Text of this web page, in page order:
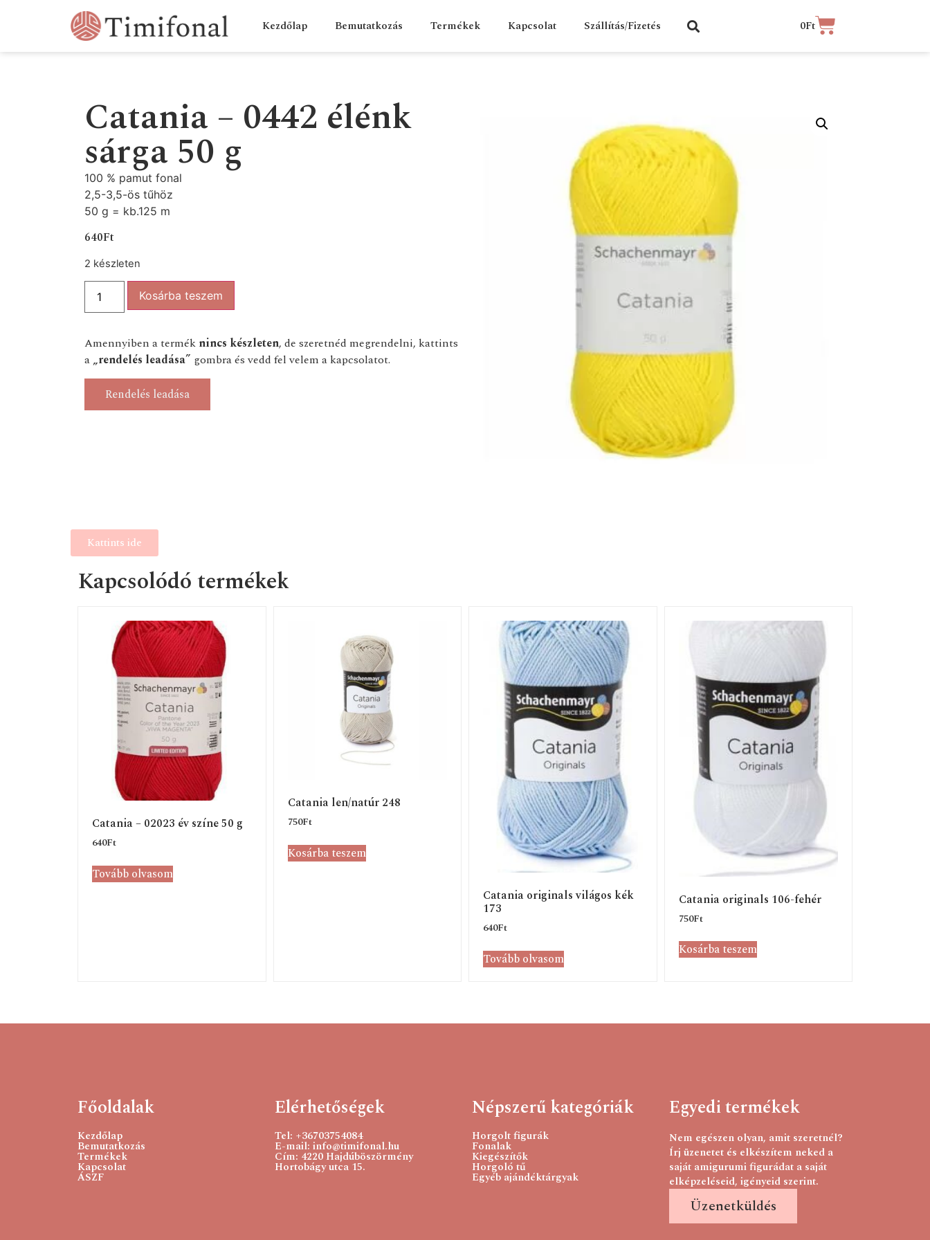
Kezdőlap Bemutatkozás Termékek Kapcsolat Szállítás/Fizetés 0Ft
Catania – 0442 élénk
sárga 50 g
100 % pamut fonal
2,5-3,5-ös tűhöz
50 g = kb.125 m
640Ft
2 készleten
Kosárba teszem
Amennyiben a termék nincs készleten, de szeretnéd megrendelni, kattints
a „rendelés leadása” gombra és vedd fel velem a kapcsolatot.
Rendelés leadása
Kattints ide
Kapcsolódó termékek
Catania – 02023 év színe 50 g
640Ft
Tovább olvasom
Catania len/natúr 248
750Ft
Kosárba teszem
Catania originals világos kék
173
640Ft
Tovább olvasom
Catania originals 106-fehér
750Ft
Kosárba teszem
Főoldalak
Kezdőlap
Bemutatkozás
Termékek
Kapcsolat
ÁSZF
Elérhetőségek
Tel: +36703754084
E-mail: info@timifonal.hu
Cím: 4220 Hajdúböszörmény
Hortobágy utca 15.
Népszerű kategóriák
Horgolt figurák
Fonalak
Kiegészítők
Horgoló tű
Egyéb ajándéktárgyak
Egyedi termékek
Nem egészen olyan, amit szeretnél?
Írj üzenetet és elkészítem neked a
saját amigurumi figurádat a saját
elképzeléseid, igényeid szerint.
Üzenetküldés